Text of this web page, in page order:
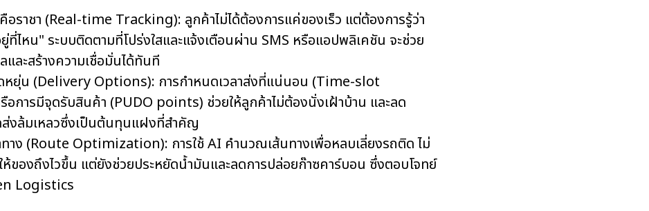
อราชา (Real-time Tracking): ลูกค้าไม่ได้ต้องการแค่ของเร็ว แต่ต้องการรู้ว่า
ไหน" ระบบติดตามที่โปร่งใสและแจ้งเตือนผ่าน SMS หรือแอปพลิเคชัน จะช่วย
และสร้างความเชื่อมั่นได้ทันที
หยุ่น (Delivery Options): การกำหนดเวลาส่งที่แน่นอน (Time-slot
การมีจุดรับสินค้า (PUDO points) ช่วยให้ลูกค้าไม่ต้องนั่งเฝ้าบ้าน และลด
ส่งล้มเหลวซึ่งเป็นต้นทุนแฝงที่สำคัญ
ทาง (Route Optimization): การใช้ AI คำนวณเส้นทางเพื่อหลบเลี่ยงรถติด ไม่
ห้ของถึงไวขึ้น แต่ยังช่วยประหยัดน้ำมันและลดการปล่อยก๊าซคาร์บอน ซึ่งตอบโจทย์
Logistics